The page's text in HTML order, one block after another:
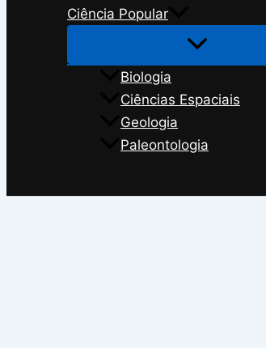
Ciência Popular
Biologia
Ciências Espaciais
Geologia
Paleontologia